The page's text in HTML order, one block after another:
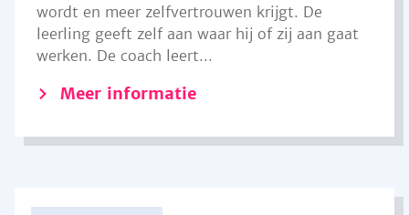
wordt en meer zelfvertrouwen krijgt. De
leerling geeft zelf aan waar hij of zij aan gaat
werken. De coach leert...
Meer informatie